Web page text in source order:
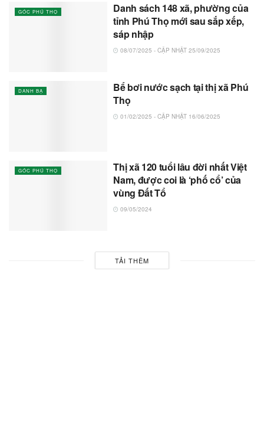
GÓC PHÚ THỌ
Danh sách 148 xã, phường của
tỉnh Phú Thọ mới sau sắp xếp,
sáp nhập
08/07/2025 - CẬP NHẬT 25/09/2025
DANH BẠ
Bể bơi nước sạch tại thị xã Phú
Thọ
01/02/2025 - CẬP NHẬT 16/06/2025
GÓC PHÚ THỌ
Thị xã 120 tuổi lâu đời nhất Việt
Nam, được coi là ‘phố cổ’ của
vùng Đất Tổ
09/05/2024
TẢI THÊM